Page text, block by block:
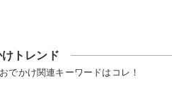
トレンド
でかけ関連キーワードはコレ！